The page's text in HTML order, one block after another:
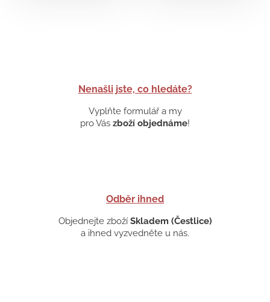
Nenašli jste, co hledáte?
Vyplňte formulář a my
pro Vás zboží objednáme!
Odběr ihned
Objednejte zboží Skladem (Čestlice)
a ihned vyzvedněte u nás.